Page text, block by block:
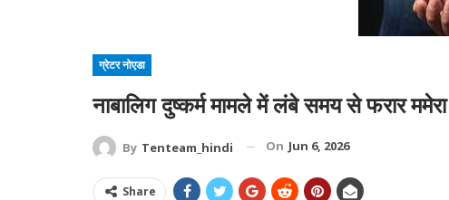
ग्रेटर नोएडा
नाबालिग दुष्कर्म मामले में लंबे समय से फरार ममेरा
By Tenteam_hindi On Jun 6, 2026
Share